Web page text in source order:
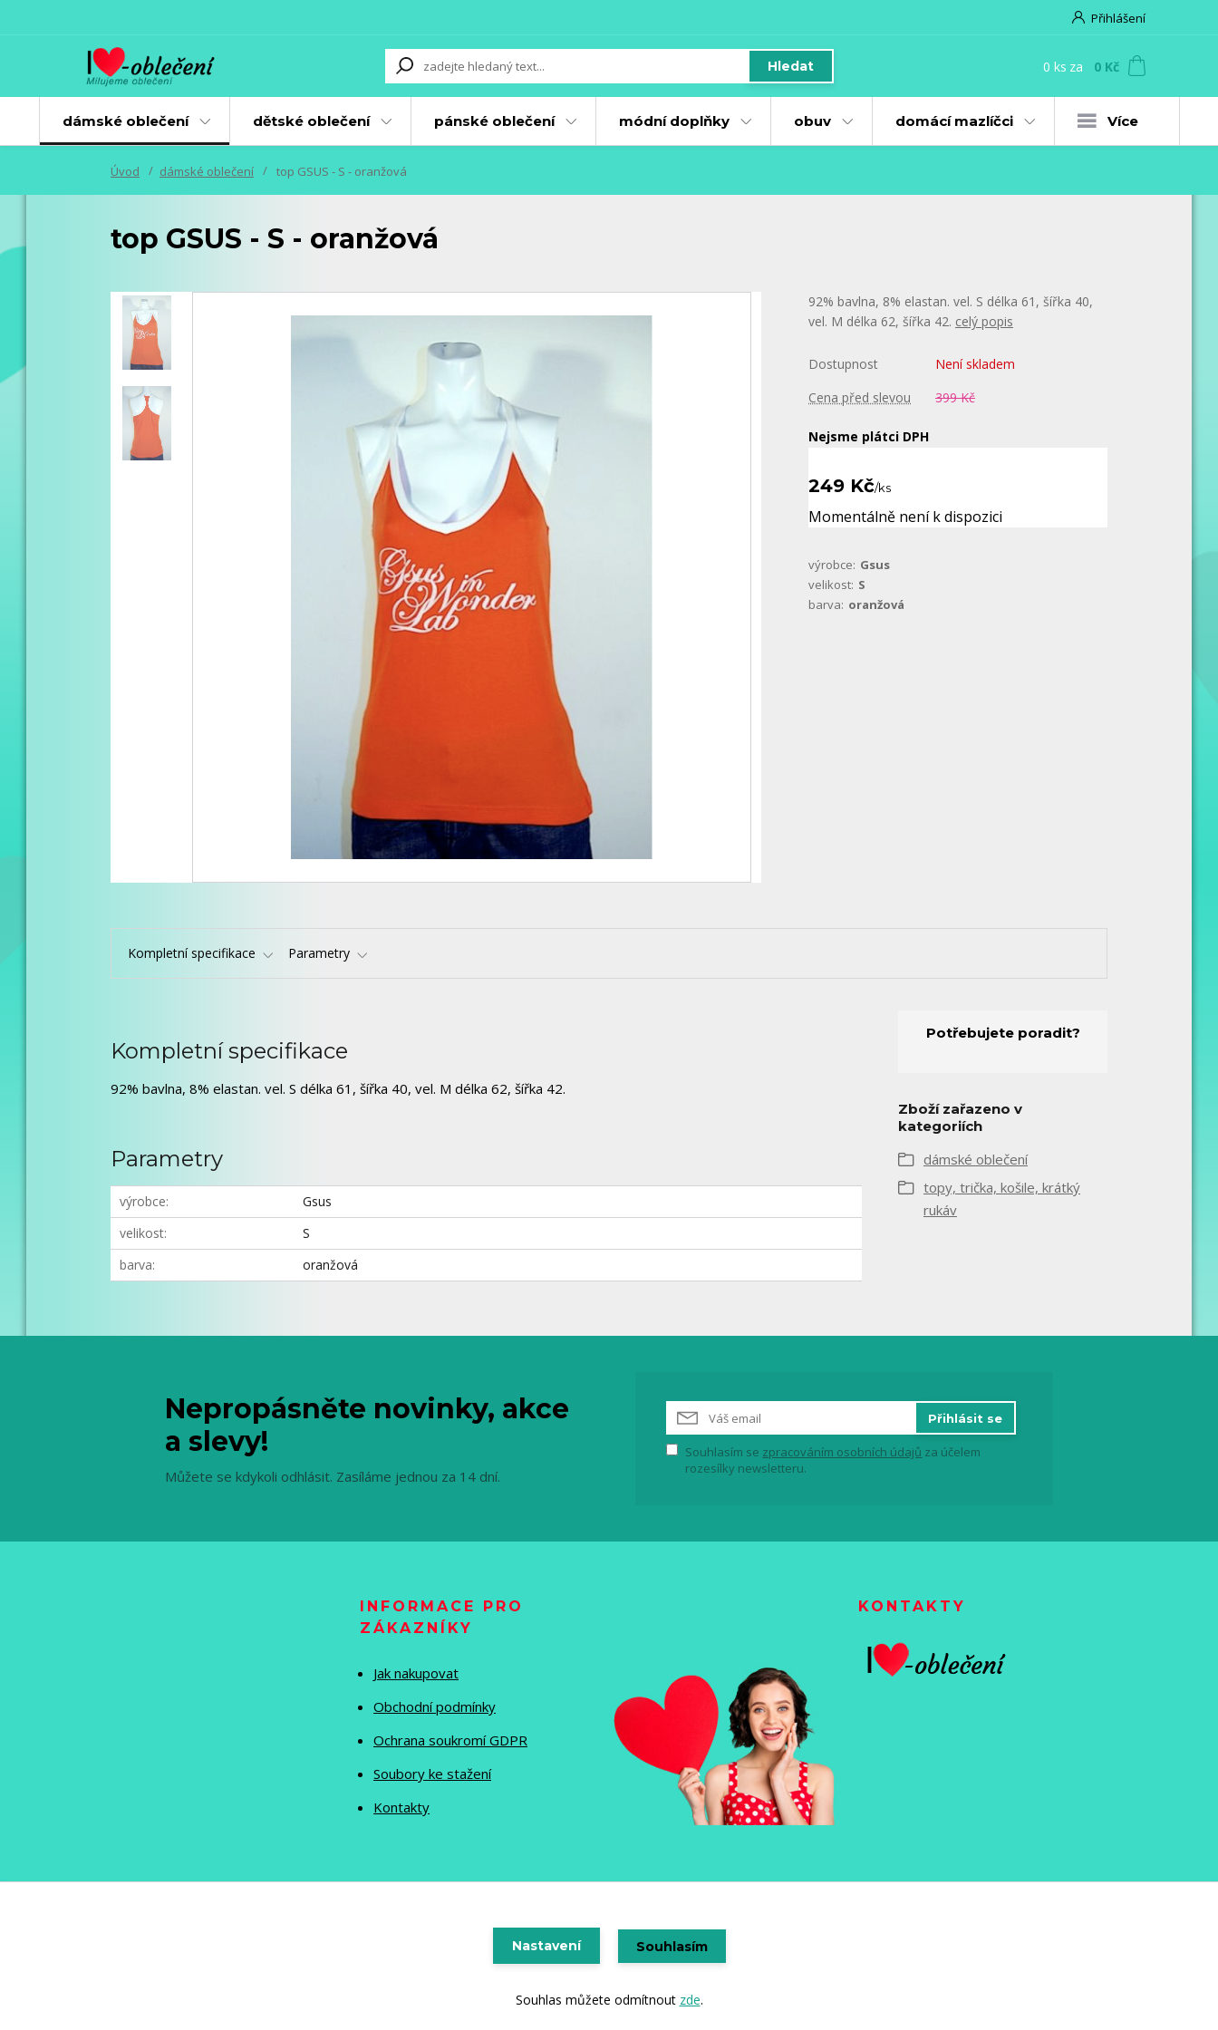
Přihlášení
Hledat 0 ks za 0 Kč
dámské oblečení dětské oblečení pánské oblečení módní doplňky obuv domácí mazlíčci Více
Úvod dámské oblečení top GSUS - S - oranžová
top GSUS - S - oranžová
92% bavlna, 8% elastan. vel. S délka 61, šířka 40,
vel. M délka 62, šířka 42. celý popis
Dostupnost
Není skladem
Cena před slevou
399 Kč
Nejsme plátci DPH
249 Kč/ks
Momentálně není k dispozici
výrobce: Gsus
velikost: S
barva: oranžová
Kompletní specifikace Parametry
Kompletní specifikace
92% bavlna, 8% elastan. vel. S délka 61, šířka 40, vel. M délka 62, šířka 42.
Parametry
výrobce
Gsus
velikost
S
barva
oranžová
Potřebujete poradit?
Zboží zařazeno v
kategoriích
dámské oblečení
topy, trička, košile, krátký
rukáv
Nepropásněte novinky, akce
a slevy!
Můžete se kdykoli odhlásit. Zasíláme jednou za 14 dní.
Přihlásit se
Souhlasím se zpracováním osobních údajů za účelem
rozesílky newsletteru.
INFORMACE PRO
ZÁKAZNÍKY
Jak nakupovat
Obchodní podmínky
Ochrana soukromí GDPR
Soubory ke stažení
Kontakty
KONTAKTY
Vytvořeno na Eshop-rychle.cz
Nastavení Souhlasím
Souhlas můžete odmítnout zde.